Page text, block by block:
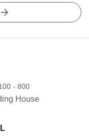
- 800
House